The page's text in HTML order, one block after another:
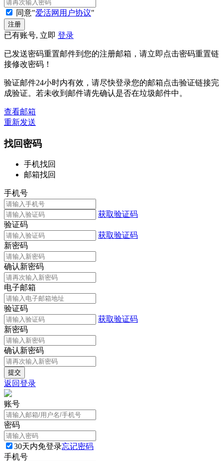
同意"爱活网用户协议"
已有账号, 立即 登录
已发送密码重置邮件到您的注册邮箱，请立即点击密码重置链
接修改密码！
验证邮件24小时内有效，请尽快登录您的邮箱点击验证链接完
成验证。若未收到邮件请先确认是否在垃圾邮件中。
查看邮箱
重新发送
找回密码
手机找回
邮箱找回
手机号
获取验证码
验证码
获取验证码
新密码
确认新密码
电子邮箱
验证码
获取验证码
新密码
确认新密码
返回登录
账号
密码
30天内免登录忘记密码
手机号